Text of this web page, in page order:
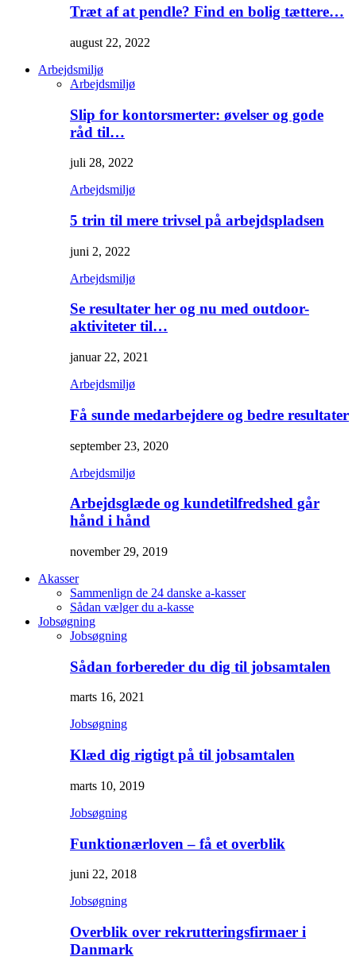
Træt af at pendle? Find en bolig tættere…
august 22, 2022
Arbejdsmiljø
Arbejdsmiljø
Slip for kontorsmerter: øvelser og gode
råd til…
juli 28, 2022
Arbejdsmiljø
5 trin til mere trivsel på arbejdspladsen
juni 2, 2022
Arbejdsmiljø
Se resultater her og nu med outdoor-
aktiviteter til…
januar 22, 2021
Arbejdsmiljø
Få sunde medarbejdere og bedre resultater
september 23, 2020
Arbejdsmiljø
Arbejdsglæde og kundetilfredshed går
hånd i hånd
november 29, 2019
Akasser
Sammenlign de 24 danske a-kasser
Sådan vælger du a-kasse
Jobsøgning
Jobsøgning
Sådan forbereder du dig til jobsamtalen
marts 16, 2021
Jobsøgning
Klæd dig rigtigt på til jobsamtalen
marts 10, 2019
Jobsøgning
Funktionærloven – få et overblik
juni 22, 2018
Jobsøgning
Overblik over rekrutteringsfirmaer i
Danmark